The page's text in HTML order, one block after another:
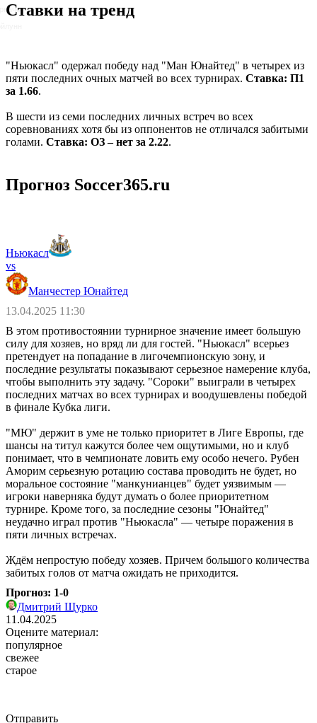
Ставки на тренд
"Ньюкасл" одержал победу над "Ман Юнайтед" в четырех из
пяти последних очных матчей во всех турнирах. Ставка: П1
за 1.66.
В шести из семи последних личных встреч во всех
соревнованиях хотя бы из оппонентов не отличался забитыми
голами. Ставка: ОЗ – нет за 2.22.
Прогноз Soccer365.ru
Ньюкасл
vs
Манчестер Юнайтед
13.04.2025 11:30
В этом противостоянии турнирное значение имеет большую
силу для хозяев, но вряд ли для гостей. "Ньюкасл" всерьез
претендует на попадание в лигочемпионскую зону, и
последние результаты показывают серьезное намерение клуба,
чтобы выполнить эту задачу. "Сороки" выиграли в четырех
последних матчах во всех турнирах и воодушевлены победой
в финале Кубка лиги.
"МЮ" держит в уме не только приоритет в Лиге Европы, где
шансы на титул кажутся более чем ощутимыми, но и клуб
понимает, что в чемпионате ловить ему особо нечего. Рубен
Аморим серьезную ротацию состава проводить не будет, но
моральное состояние "манкунианцев" будет уязвимым —
игроки наверняка будут думать о более приоритетном
турнире. Кроме того, за последние сезоны "Юнайтед"
неудачно играл против "Ньюкасла" — четыре поражения в
пяти личных встречах.
Ждём непростую победу хозяев. Причем большого количества
забитых голов от матча ожидать не приходится.
Прогноз: 1-0
Дмитрий Щурко
11.04.2025
Оцените материал:
популярное
свежее
старое
Отправить